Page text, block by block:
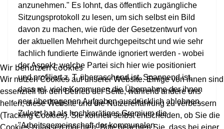
anzunehmen." Es lohnt, das öffentlich zugängliche
Sitzungsprotokoll zu lesen, um sich selbst ein Bild
davon zu machen, wie rüde der Gesetzentwurf von
der aktuellen Mehrheit durchgepeitscht und wie sehr
fachlich fundierte Einwände ignoriert werden - wobei
der Aspekt, welche Partei sich hier wie positioniert
und profiliert z. T. überraschend ist. Spannend ist,
dass rel. viele Kommunen die Übernahme der ihnen
neu übertragenen Aufgaben ausdrücklich ablehnen.
Zuletzt hat als hochkarätiges Gremium die
"Arbeitsgemeinschaft der kommunalen
Wir benutzen Cookies
Wir nutzen Cookies auf unserer Website. Einige von ihnen sind
essenziell für den Betrieb der Seite, während andere uns
helfen, diese Website und die Nutzererfahrung zu verbessern
(Tracking Cookies). Sie können selbst entscheiden, ob Sie die
Cookies zulassen möchten. Bitte beachten Sie, dass bei einer